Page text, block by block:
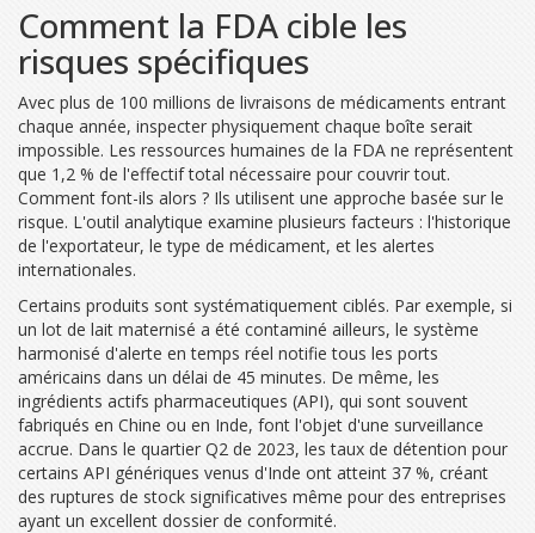
Comment la FDA cible les
risques spécifiques
Avec plus de 100 millions de livraisons de médicaments entrant
chaque année, inspecter physiquement chaque boîte serait
impossible. Les ressources humaines de la FDA ne représentent
que 1,2 % de l'effectif total nécessaire pour couvrir tout.
Comment font-ils alors ? Ils utilisent une approche basée sur le
risque. L'outil analytique examine plusieurs facteurs : l'historique
de l'exportateur, le type de médicament, et les alertes
internationales.
Certains produits sont systématiquement ciblés. Par exemple, si
un lot de lait maternisé a été contaminé ailleurs, le système
harmonisé d'alerte en temps réel notifie tous les ports
américains dans un délai de 45 minutes. De même, les
ingrédients actifs pharmaceutiques (API), qui sont souvent
fabriqués en Chine ou en Inde, font l'objet d'une surveillance
accrue. Dans le quartier Q2 de 2023, les taux de détention pour
certains API génériques venus d'Inde ont atteint 37 %, créant
des ruptures de stock significatives même pour des entreprises
ayant un excellent dossier de conformité.